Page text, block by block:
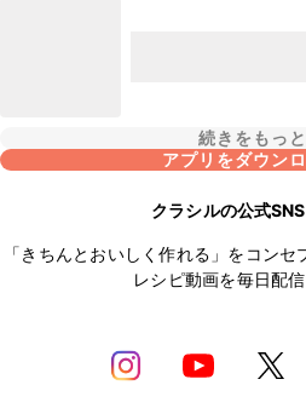
続きをもっ
アプリをダウン
クラシルの公式
「きちんとおいしく作れる」をコン
レシピ動画を毎日配信